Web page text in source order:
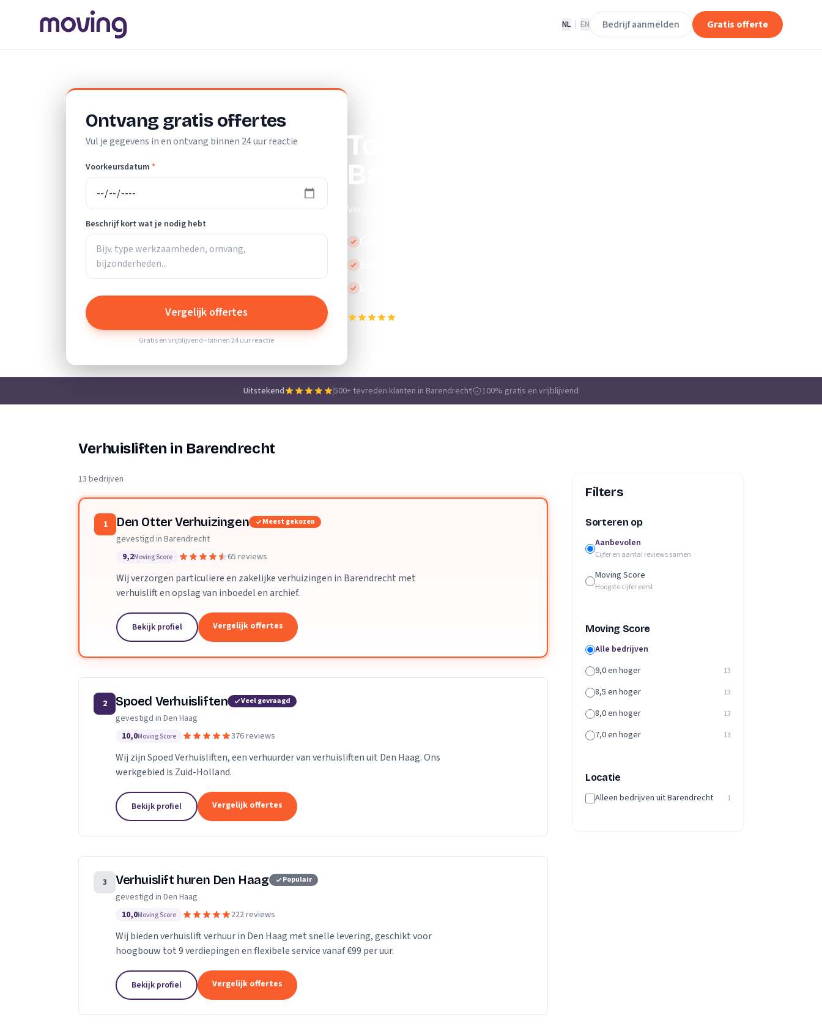
NL EN Bedrijf aanmelden Gratis offerte
Ontvang gratis offertes
Vul je gegevens in en ontvang binnen 24 uur reactie
Voorkeursdatum *
Beschrijf kort wat je nodig hebt
Vergelijk offertes
Gratis en vrijblijvend - binnen 24 uur reactie
Top 10 beste verhuisliften in
Barendrecht
Vergelijk de beste verhuisliften in Barendrecht.
Gratis en vrijblijvend
Binnen 24 uur reactie
Lokale vakmensen
Uitstekend 500+ tevreden klanten in Barendrecht 100% gratis en vrijblijvend
Verhuisliften in Barendrecht
13 bedrijven
1 Den Otter Verhuizingen Meest gekozen
gevestigd in Barendrecht
9,2Moving Score 65 reviews
Wij verzorgen particuliere en zakelijke verhuizingen in Barendrecht met
verhuislift en opslag van inboedel en archief.
Bekijk profiel Vergelijk offertes
2 Spoed Verhuisliften Veel gevraagd
gevestigd in Den Haag
10,0Moving Score 376 reviews
Wij zijn Spoed Verhuisliften, een verhuurder van verhuisliften uit Den Haag. Ons
werkgebied is Zuid-Holland.
Bekijk profiel Vergelijk offertes
3 Verhuislift huren Den Haag Populair
gevestigd in Den Haag
10,0Moving Score 222 reviews
Wij bieden verhuislift verhuur in Den Haag met snelle levering, geschikt voor
hoogbouw tot 9 verdiepingen en flexibele service vanaf €99 per uur.
Bekijk profiel Vergelijk offertes
Filters
Sorteren op
Aanbevolen
Cijfer en aantal reviews samen
Moving Score
Hoogste cijfer eerst
Moving Score
Alle bedrijven
9,0 en hoger
13
8,5 en hoger 13
8,0 en hoger 13
7,0 en hoger 13
Locatie
Alleen bedrijven uit Barendrecht 1